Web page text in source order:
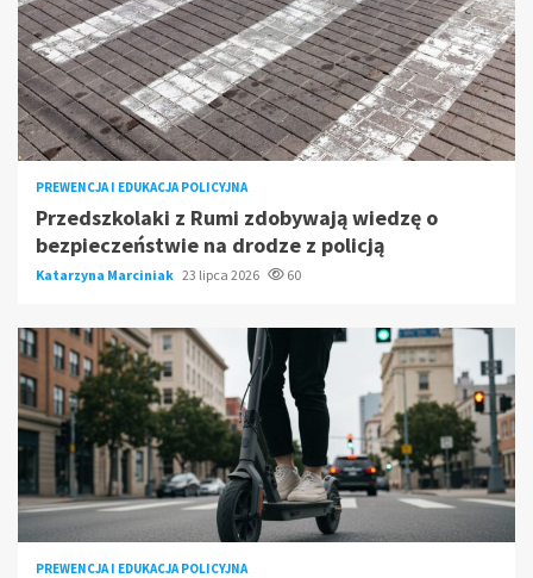
PREWENCJA I EDUKACJA POLICYJNA
Przedszkolaki z Rumi zdobywają wiedzę o
bezpieczeństwie na drodze z policją
Katarzyna Marciniak 23 lipca 2026 60
PREWENCJA I EDUKACJA POLICYJNA